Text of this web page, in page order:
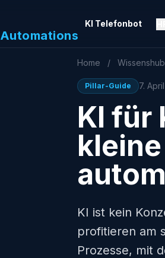
Automations
KI Telefonbot
Home / Wissenshub
Pillar-Guide 7.
KI für
KI ist kein
profitieren am
Prozesse, mit